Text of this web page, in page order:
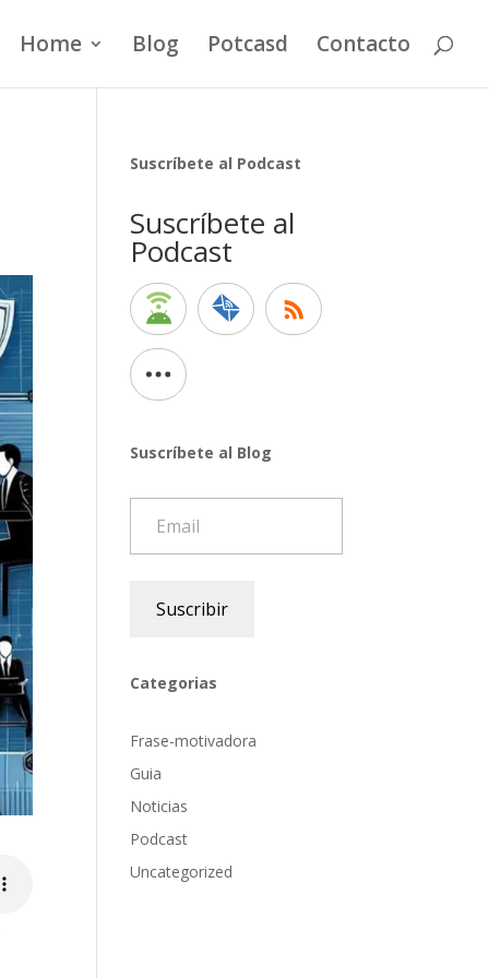
Home Blog Potcasd Contacto
Suscríbete al Podcast
Suscríbete al
Podcast
Suscríbete al Blog
Suscribir
Categorias
Frase-motivadora
Guia
Noticias
Podcast
Uncategorized